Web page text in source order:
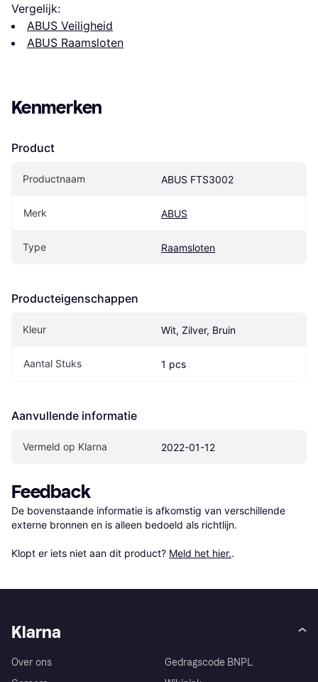
Vergelijk:
ABUS Veiligheid
ABUS Raamsloten
Kenmerken
Product
Productnaam ABUS FTS3002
Merk ABUS
Type Raamsloten
Producteigenschappen
Kleur Wit, Zilver, Bruin
Aantal Stuks 1 pcs
Aanvullende informatie
Vermeld op Klarna 2022-01-12
Feedback
De bovenstaande informatie is afkomstig van verschillende
externe bronnen en is alleen bedoeld als richtlijn.
Klopt er iets niet aan dit product? Meld het hier..
Klarna
Over ons
Gedragscode BNPL